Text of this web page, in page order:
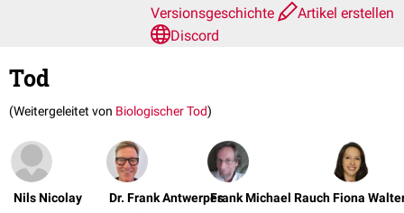
Versionsgeschichte
Artikel erstellen
Discord
Tod
(Weitergeleitet von Biologischer Tod)
Nils Nicolay Dr. Frank AntwerpesFrank Michael RauchFiona